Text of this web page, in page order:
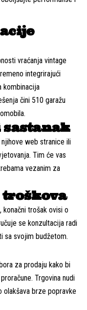
vraćanja vintage
integrirajući
kombinacija
čini 510 garažu
web stranice ili
Tim će vas
vezanim za
troškova
konačni trošak ovisi o
se konzultacija radi
sa svojim budžetom.
za prodaju kako bi
Trgovina nudi
brze popravke